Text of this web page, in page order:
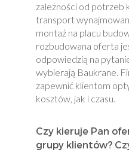
zależności od potrzeb
transport
montaż na placu
rozbudowana oferta
odpowiedzią na
wybierają Baukrane.
zapewnić klientom
kosztów, jak i czasu.
Czy kieruje Pan
grupy klientów?